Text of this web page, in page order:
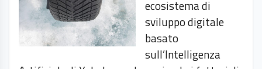
ecosistema di
sviluppo digitale
basato
sull’Intelligenza